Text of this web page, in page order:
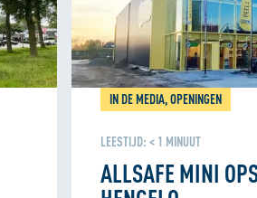
IN DE MEDIA, OPENINGEN
LEESTIJD: < 1 MINUUT
ALLSAFE MINI